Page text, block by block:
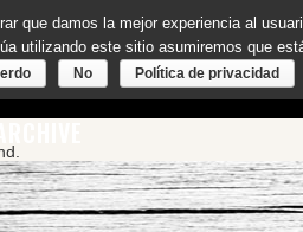
que damos la mejor experiencia al
utilizando este sitio asumiremos que
No Política de privacidad